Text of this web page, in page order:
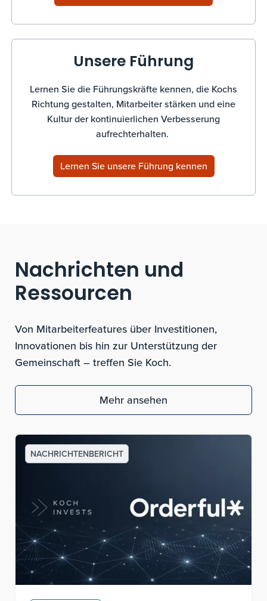
Unsere Führung
Lernen Sie die Führungskräfte kennen, die Kochs
Richtung gestalten, Mitarbeiter stärken und eine
Kultur der kontinuierlichen Verbesserung
aufrechterhalten.
Lernen Sie unsere Führung kennen
Nachrichten und
Ressourcen
Von Mitarbeiterfeatures über Investitionen,
Innovationen bis hin zur Unterstützung der
Gemeinschaft – treffen Sie Koch.
Mehr ansehen
NACHRICHTENBERICHT